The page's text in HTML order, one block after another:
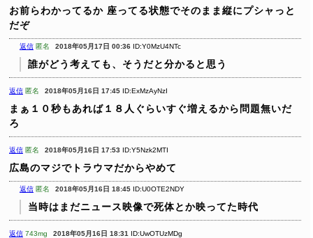
お前らわかってるか 座ってる状態でそのまま縦にプシャっと
だぞ
返信 匿名 2018年05月17日 00:36 ID:Y0MzU4NTc
誰がどう考えても、そうだと分かると思う
返信 匿名 2018年05月16日 17:45 ID:ExMzAyNzI
まぁ１０秒もあれば１８人ぐらいすぐ増えるから問題無いだ
ろ
返信 匿名 2018年05月16日 17:53 ID:Y5Nzk2MTI
広島のマジでトラウマだからやめて
返信 匿名 2018年05月16日 18:45 ID:U0OTE2NDY
当時はまだニュース映像で死体とか映ってた時代
返信 743mg 2018年05月16日 18:31 ID:UwOTUzMDg